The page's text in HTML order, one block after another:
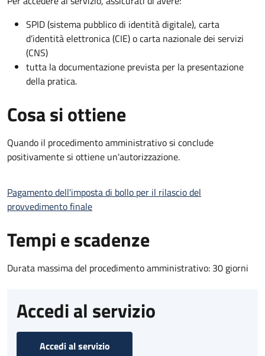
SPID (sistema pubblico di identità digitale), carta
d’identità elettronica (CIE) o carta nazionale dei servizi
(CNS)
tutta la documentazione prevista per la presentazione
della pratica.
Cosa si ottiene
Quando il procedimento amministrativo si conclude
positivamente si ottiene un'autorizzazione.
Pagamento dell'imposta di bollo per il rilascio del
provvedimento finale
Tempi e scadenze
Durata massima del procedimento amministrativo: 30 giorni
Accedi al servizio
Accedi al servizio